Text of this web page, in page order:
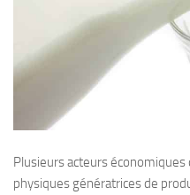
Plusieurs acteurs
physiques génératrices de